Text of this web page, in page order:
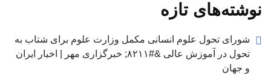
نوشته‌های تازه
شورای تحول علوم انسانی مکمل وزارت علوم برای شتاب به
تحول در آموزش عالی &#۸۲۱۱; خبرگزاری مهر | اخبار ایران
و جهان